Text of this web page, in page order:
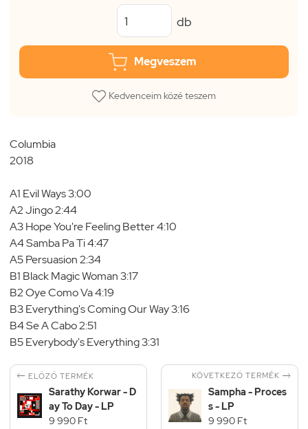
db
Megveszem
Kedvenceim közé teszem
Columbia
2018
A1 Evil Ways 3:00
A2 Jingo 2:44
A3 Hope You're Feeling Better 4:10
A4 Samba Pa Ti 4:47
A5 Persuasion 2:34
B1 Black Magic Woman 3:17
B2 Oye Como Va 4:19
B3 Everything's Coming Our Way 3:16
B4 Se A Cabo 2:51
B5 Everybody's Everything 3:31
 ELŐZŐ TERMÉK
Sarathy Korwar - D
ay To Day - LP
9 990 Ft
KÖVETKEZŐ TERMÉK 
Sampha - Proces
s - LP
9 990 Ft